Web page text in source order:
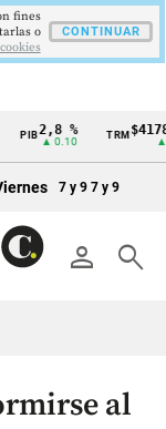
PIB2,8 %
▲ 0.10
TRM
▲
7 y 9 7 y 9
person search
al
fines
o
CONTINUAR